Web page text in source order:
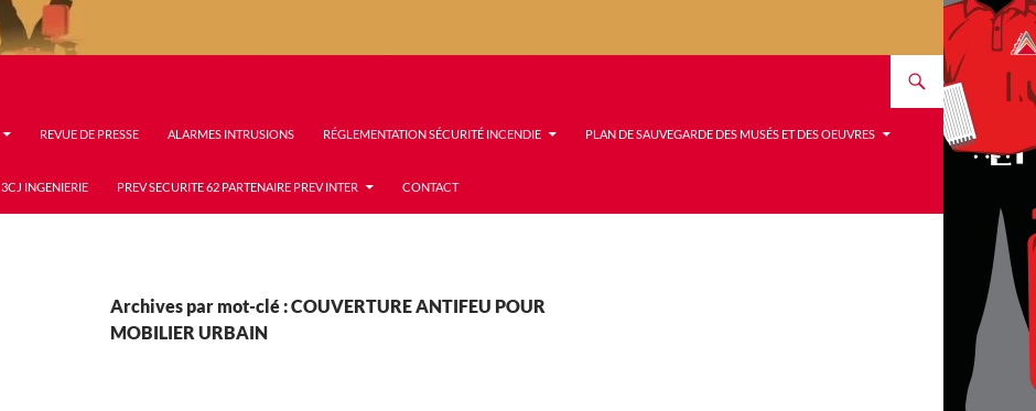
REVUE DE PRESSE ALARMES INTRUSIONS RÉGLEMENTATION SÉCURITÉ INCENDIE PLAN DE SAUVEGARDE DES MUSÉS ET DES OEUVRES
3CJ INGENIERIE PREV SECURITE 62 PARTENAIRE PREV INTER CONTACT
Archives par mot-clé : COUVERTURE ANTIFEU POUR
MOBILIER URBAIN